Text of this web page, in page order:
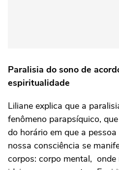
Paralisia do sono de
espiritualidade
Liliane explica que a
fenômeno parapsíquico,
do horário em que a
nossa consciência se
corpos: corpo mental, onde